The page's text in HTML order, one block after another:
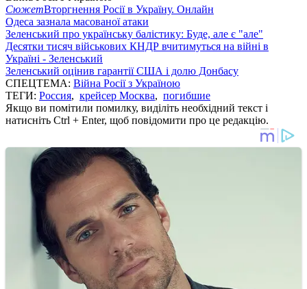
СюжетВторгнення Росії в Україну. Онлайн
Одеса зазнала масованої атаки
Зеленський про українську балістику: Буде, але є "але"
Десятки тисяч військових КНДР вчитимуться на війні в
Україні - Зеленський
Зеленський оцінив гарантії США і долю Донбасу
СПЕЦТЕМА: Війна Росії з Україною
ТЕГИ: Россия, крейсер Москва, погибшие
Якщо ви помітили помилку, виділіть необхідний текст і
натисніть Ctrl + Enter, щоб повідомити про це редакцію.